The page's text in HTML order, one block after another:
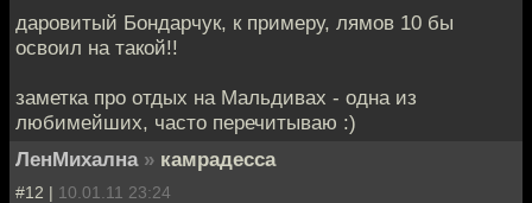
даровитый Бондарчук, к примеру, лямов 10 бы
освоил на такой!!
заметка про отдых на Мальдивах - одна из
любимейших, часто перечитываю :)
ЛенМихална » камрадесса
#12 | 10.01.11 23:24